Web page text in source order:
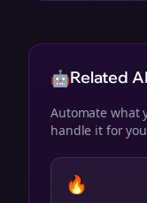
🤖Related
Automate what
handle it for
🔥